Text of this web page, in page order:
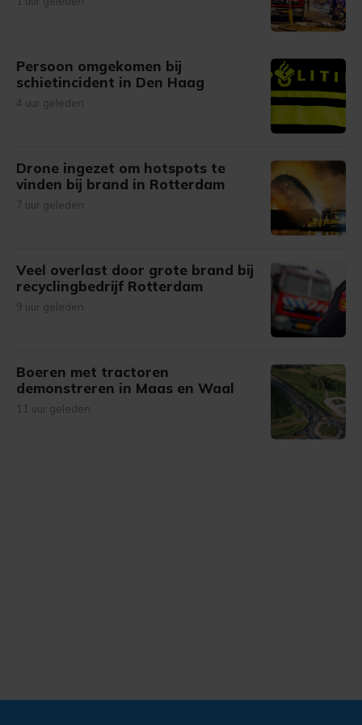
Persoon omgekomen bij
schietincident in Den Haag
4 uur geleden
Drone ingezet om hotspots te
vinden bij brand in Rotterdam
7 uur geleden
Veel overlast door grote brand bij
recyclingbedrijf Rotterdam
9 uur geleden
Boeren met tractoren
demonstreren in Maas en Waal
11 uur geleden